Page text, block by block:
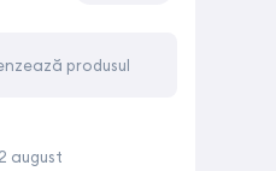
produsul
august